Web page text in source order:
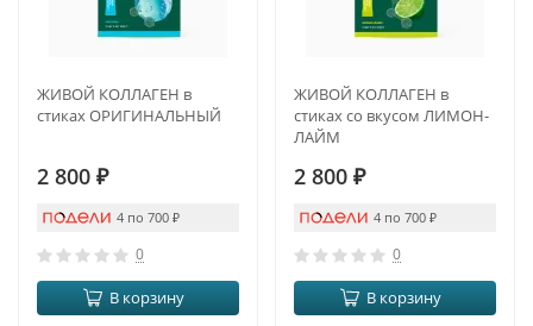
ЖИВОЙ КОЛЛАГЕН в
стиках ОРИГИНАЛЬНЫЙ
2 800 ₽
4 по 700 ₽
0
В корзину
ЖИВОЙ КОЛЛАГЕН в
стиках со вкусом ЛИМОН-
ЛАЙМ
2 800 ₽
4 по 700 ₽
0
В корзину